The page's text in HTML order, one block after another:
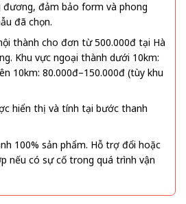
đảm bảo form và phong
đã chọn.
thành cho đơn từ 500.000đ tại Hà
Khu vực ngoại thành dưới 10km:
10km: 80.000đ–150.000đ (tùy khu
hiển thị và tính tại bước thanh
100% sản phẩm. Hỗ trợ đổi hoặc
nếu có sự cố trong quá trình vận